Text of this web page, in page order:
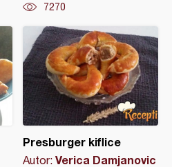
7270
Presburger kiflice
Autor: Verica Damjanovic